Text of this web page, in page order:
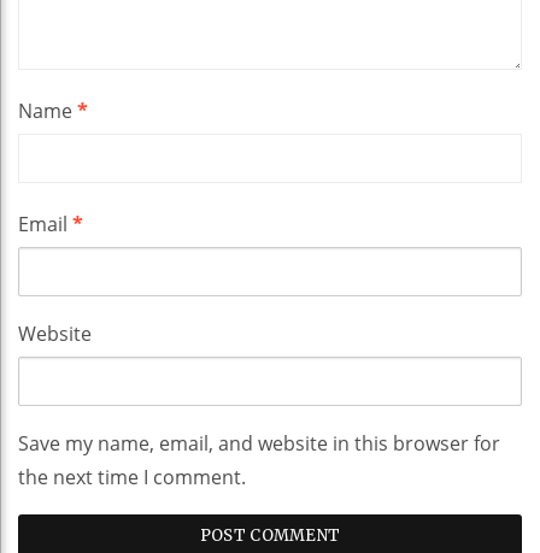
Name*
Email *
Website
Save my name, email, and website in this browser for
the next time I comment.